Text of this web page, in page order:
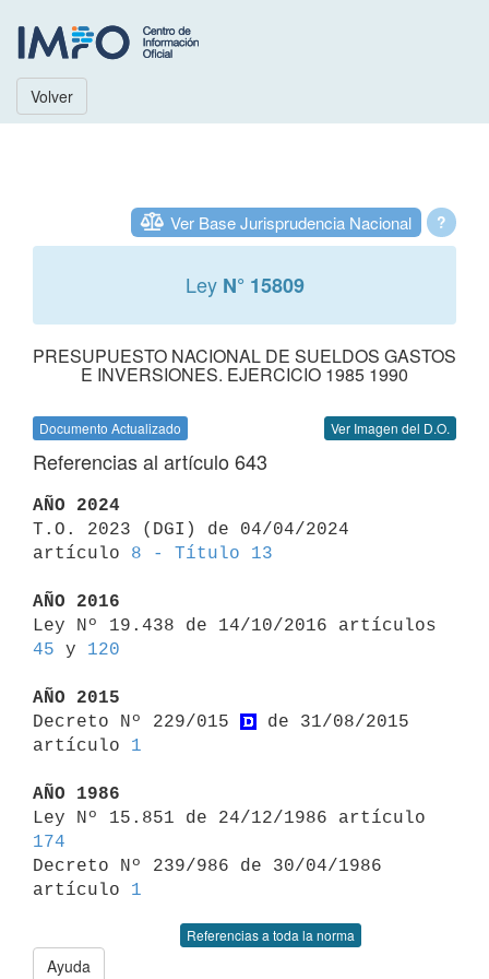
Volver
?
Ver Base Jurisprudencia Nacional
Ley N° 15809
PRESUPUESTO NACIONAL DE SUELDOS GASTOS
E INVERSIONES. EJERCICIO 1985 1990
Documento Actualizado Ver Imagen del D.O.
Referencias al artículo 643
AÑO 2024
T.O. 2023 (DGI) de 04/04/2024
artículo 8 - Título 13
AÑO 2016
45 y 120
AÑO 2015
Decreto Nº 229/015
de 31/08/2015
artículo 1
AÑO 1986
174
Decreto Nº 239/986 de 30/04/1986
artículo 1
Referencias a toda la norma
Ayuda